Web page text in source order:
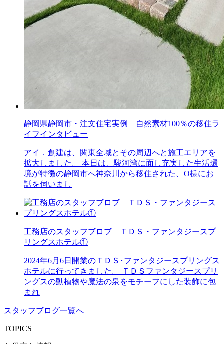
静岡県静岡市・注文住宅実例 自然素材100％の移住ラ
イフインタビュー
アイ．創建は、関東全域とその周辺へと施工エリアを
拡大しました。 本日は、駿河湾に面し充実した生活環
境が特徴の静岡市へ神奈川から移住された、O様にお
話を伺いまし
工務店のスタッフブロブ ＴＤＳ・ファンタジースプ
リングスホテル①
2024年6月6日開業のＴＤＳ･ファンタジースプリングス
ホテルに行ってきました。 ＴＤＳファンタジースプリ
ングスの動植物や魔法の泉をモチーフにした装飾に包
まれ
スタッフブログ一覧へ
TOPICS